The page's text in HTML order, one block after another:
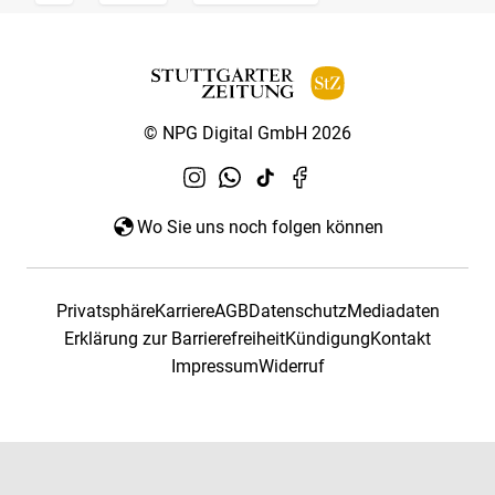
© NPG Digital GmbH 2026
Wo Sie uns noch folgen können
PrivatsphäreKarriereAGBDatenschutzMediadaten
Erklärung zur BarrierefreiheitKündigungKontakt
ImpressumWiderruf